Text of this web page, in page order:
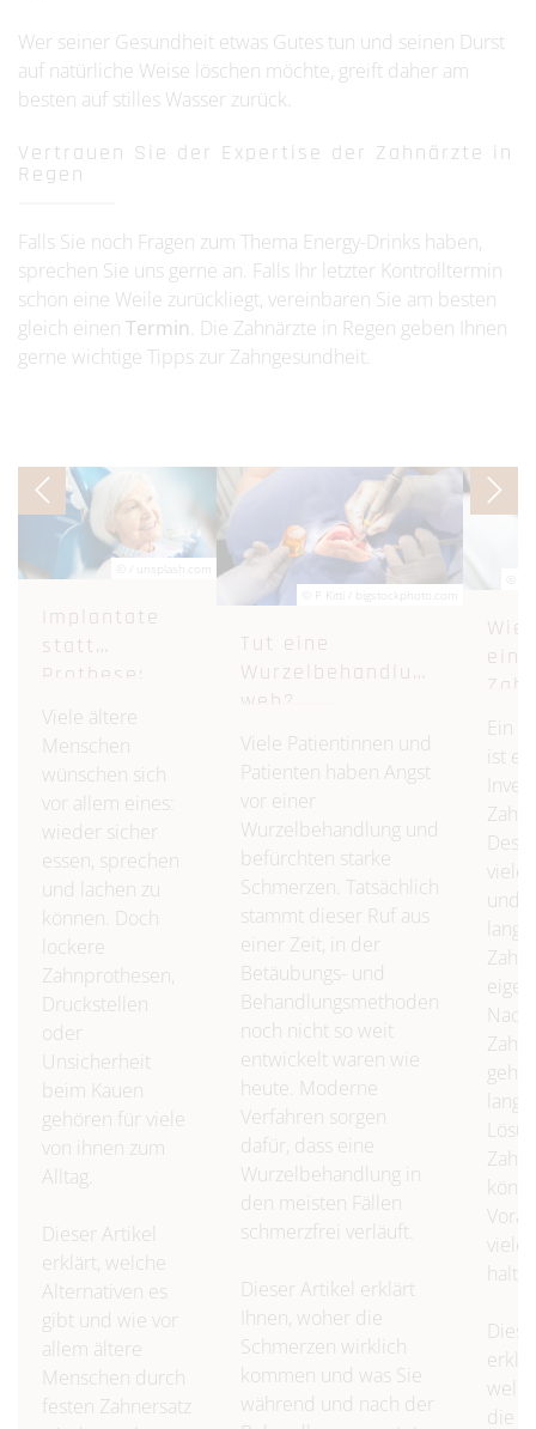
Wer seiner Gesundheit etwas Gutes tun und seinen Durst
auf natürliche Weise löschen möchte, greift daher am
besten auf stilles Wasser zurück.
Vertrauen Sie der Expertise der Zahnärzte in
Regen
Falls Sie noch Fragen zum Thema Energy-Drinks haben,
sprechen Sie uns gerne an. Falls Ihr letzter Kontrolltermin
schon eine Weile zurückliegt, vereinbaren Sie am besten
gleich einen Termin . Die Zahnärzte in Regen geben Ihnen
gerne wichtige Tipps zur Zahngesundheit.
© / unsplash.com
Implantate
statt
Prothese:
Möglichkeiten
gibt es für
Senioren?
Viele ältere
Menschen
wünschen sich
vor allem eines:
wieder sicher
essen, sprechen
und lachen zu
können. Doch
lockere
Zahnprothesen,
Druckstellen
oder
Unsicherheit
beim Kauen
gehören für viele
von ihnen zum
Alltag.
Dieser Artikel
erklärt, welche
Alternativen es
gibt und wie vor
allem ältere
Menschen durch
festen Zahnersatz
© P Kitti / bigstockphoto.com
Tut eine
Wurzelbehandlung
weh?
Viele Patientinnen und
Patienten haben Angst
vor einer
Wurzelbehandlung und
befürchten starke
Schmerzen. Tatsächlich
stammt dieser Ruf aus
einer Zeit, in der
Betäubungs- und
Behandlungsmethoden
noch nicht so weit
entwickelt waren wie
heute. Moderne
Verfahren sorgen
dafür, dass eine
Wurzelbehandlung in
den meisten Fällen
schmerzfrei verläuft.
Dieser Artikel erklärt
Ihnen, woher die
Schmerzen wirklich
kommen und was Sie
während und nach der
ein
Ein
ist
viele
und
viele
die